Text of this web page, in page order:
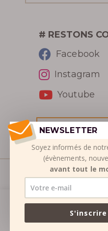
# RESTONS
Facebook
Instagram
Youtube
Mentions légales|
Protection
Nous utilisons des
vous offrir l'expérience
mémorisant vos
NEWSLETTER
Soyez informés de
(évènements,
avant tout le
S'inscrire